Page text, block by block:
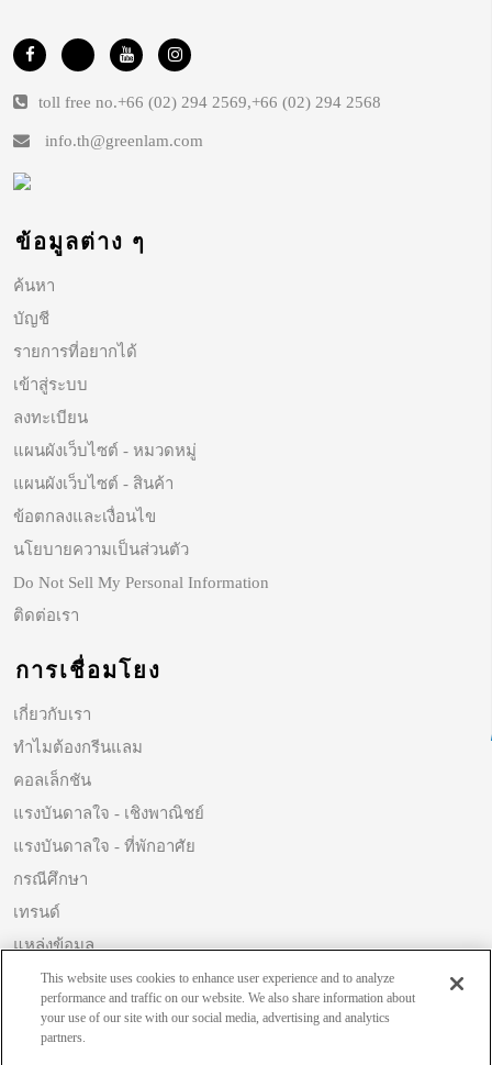
toll free no.+66 (02) 294 2569,+66 (02) 294 2568
info.th@greenlam.com
ข้อมูลต่าง ๆ
ค้นหา
บัญชี
รายการที่อยากได้
เข้าสู่ระบบ
ลงทะเบียน
แผนผังเว็บไซต์ - หมวดหมู่
แผนผังเว็บไซต์ - สินค้า
ข้อตกลงและเงื่อนไข
นโยบายความเป็นส่วนตัว
Do Not Sell My Personal Information
ติดต่อเรา
การเชื่อมโยง
เกี่ยวกับเรา
ทำไมต้องกรีนแลม
คอลเล็กชัน
แรงบันดาลใจ - เชิงพาณิชย์
แรงบันดาลใจ - ที่พักอาศัย
กรณีศึกษา
เทรนด์
แหล่งข้อมูล
ความยั่งยืน
This website uses cookies to enhance user experience and to analyze
performance and traffic on our website. We also share information about
your use of our site with our social media, advertising and analytics
partners.